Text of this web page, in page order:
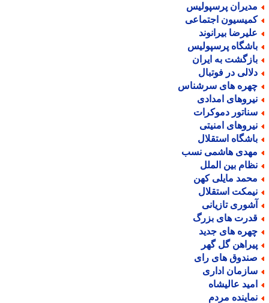
پرسپولیس
اجتماعی
بیرانوند
پرسپولیس
به ایران
در فوتبال
های سرشناس
امدادی
دموکرات
امنیتی
استقلال
هاشمی نسب
بین الملل
مایلی کهن
استقلال
تازیانی
های بزرگ
های جدید
گل گهر
های رای
اداری
عالیشاه
مردم